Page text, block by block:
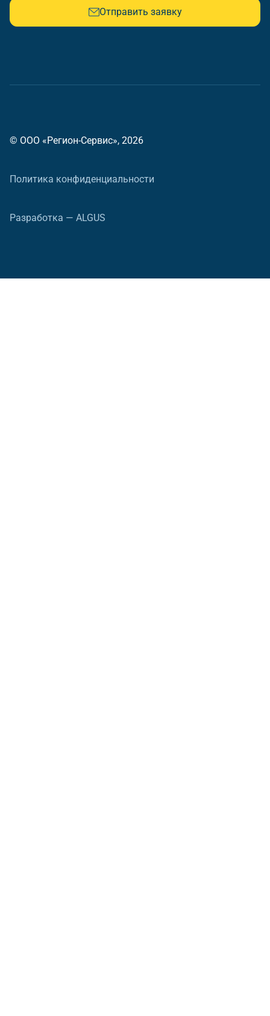
Отправить заявку
© ООО «Регион-Сервис», 2026
Политика конфиденциальности
Разработка — ALGUS